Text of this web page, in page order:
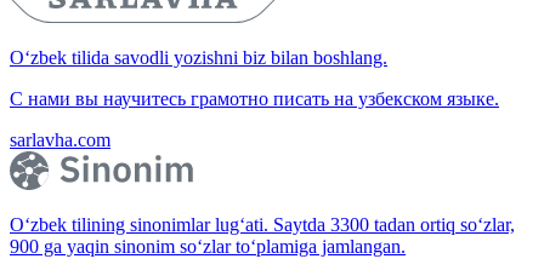
O‘zbek tilida savodli yozishni biz bilan boshlang.
С нами вы научитесь грамотно писать на узбекском языке.
sarlavha.com
O‘zbek tilining sinonimlar lug‘ati. Saytda 3300 tadan ortiq so‘zlar,
900 ga yaqin sinonim so‘zlar to‘plamiga jamlangan.